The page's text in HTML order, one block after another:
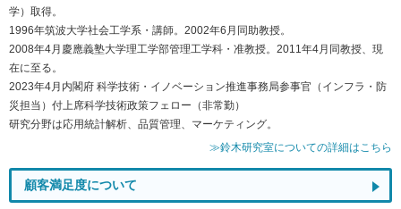
学）取得。
1996年筑波大学社会工学系・講師。2002年6月同助教授。
2008年4月慶應義塾大学理工学部管理工学科・准教授。2011年4月同教授、現
在に至る。
2023年4月内閣府 科学技術・イノベーション推進事務局参事官（インフラ・防
災担当）付上席科学技術政策フェロー（非常勤）
研究分野は応用統計解析、品質管理、マーケティング。
≫鈴木研究室についての詳細はこちら
顧客満足度について